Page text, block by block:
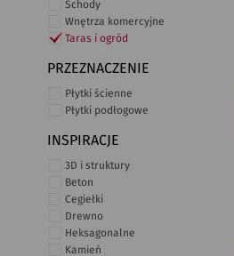
Schody
Wnętrza komercyjne
Taras i ogród
PRZEZNACZENIE
Płytki ścienne
Płytki podłogowe
INSPIRACJE
3D i struktury
Beton
Cegiełki
Drewno
Heksagonalne
Kamień